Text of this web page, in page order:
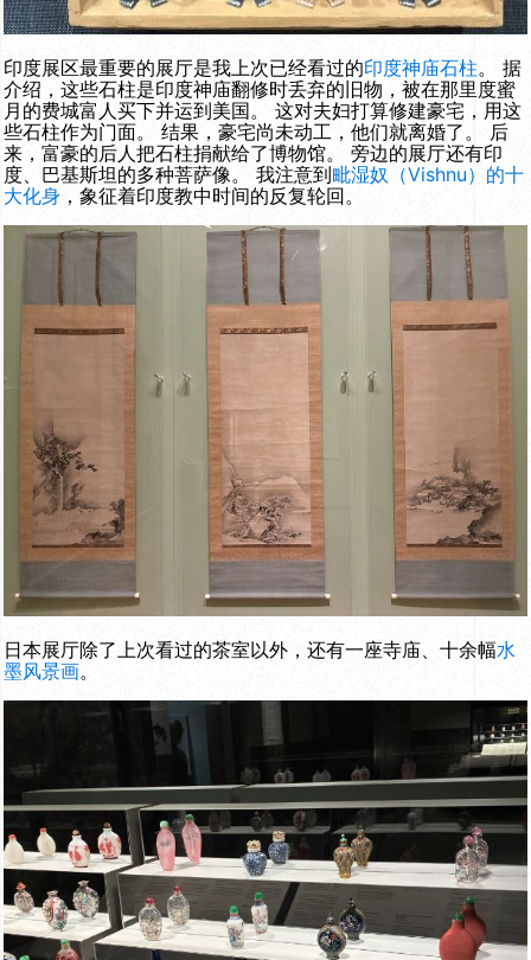
印度展区最重要的展厅是我上次已经看过的印度神庙石柱。 据
介绍，这些石柱是印度神庙翻修时丢弃的旧物，被在那里度蜜
月的费城富人买下并运到美国。 这对夫妇打算修建豪宅，用这
些石柱作为门面。 结果，豪宅尚未动工，他们就离婚了。 后
来，富豪的后人把石柱捐献给了博物馆。 旁边的展厅还有印
度、巴基斯坦的多种菩萨像。 我注意到毗湿奴（Vishnu）的十
大化身 ，象征着印度教中时间的反复轮回。
日本展厅除了上次看过的茶室以外，还有一座寺庙、十余幅水
墨风景画。